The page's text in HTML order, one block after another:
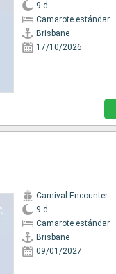
9 d
Camarote estándar
Brisbane
17/10/2026
Carnival Encounter
9 d
Camarote estándar
Brisbane
09/01/2027